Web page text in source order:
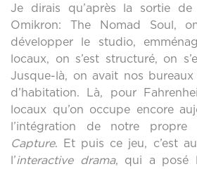
Je dirais qu’après la sortie
Omikron: The Nomad Soul,
développer le studio,
locaux, on s’est structuré, on
Jusque-là, on avait nos
d’habitation. Là, pour
locaux qu’on occupe encore
l’intégration de notre
Capture. Et puis ce jeu, c’est
l’interactive drama, qui a posé